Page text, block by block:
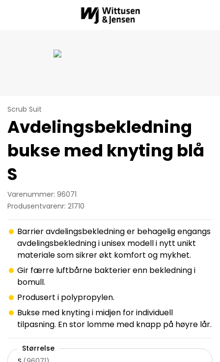
Scrub Suit
Avdelingsbekledning
bukse med knyting blå
S
Varenummer: 96071
Produsentvarenr: 21710
Barrier avdelingsbekledning er behagelig engangs
avdelingsbekledning i unisex modell i nytt unikt
materiale som sikrer økt komfort og mykhet.
Gir færre luftbårne bakterier enn bekledning i
bomull.
Produsert i polypropylen.
Bukse med knyting i midjen for individuell
tilpasning. En stor lomme med knapp på høyre lår.
Størrelse